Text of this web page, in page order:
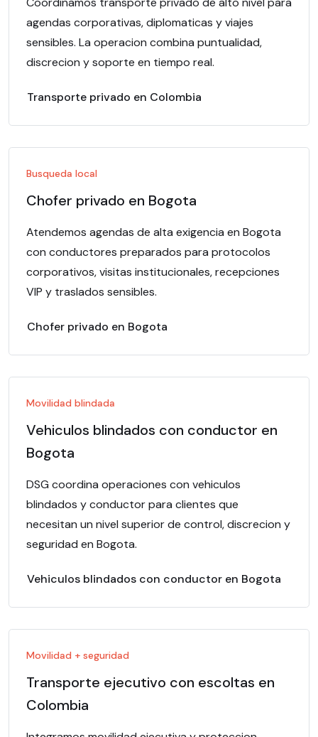
agendas corporativas, diplomaticas y viajes
sensibles. La operacion combina puntualidad,
discrecion y soporte en tiempo real.
Transporte privado en Colombia
Busqueda local
Chofer privado en Bogota
Atendemos agendas de alta exigencia en Bogota
con conductores preparados para protocolos
corporativos, visitas institucionales, recepciones
VIP y traslados sensibles.
Chofer privado en Bogota
Movilidad blindada
Vehiculos blindados con conductor en
Bogota
DSG coordina operaciones con vehiculos
blindados y conductor para clientes que
necesitan un nivel superior de control, discrecion y
seguridad en Bogota.
Vehiculos blindados con conductor en Bogota
Movilidad + seguridad
Transporte ejecutivo con escoltas en
Colombia